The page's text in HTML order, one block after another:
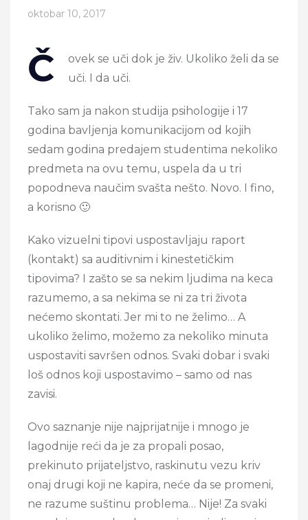
oktobar 10, 2017
Č
ovek se uči dok je živ. Ukoliko želi da se
uči. I da uči.
Tako sam ja nakon studija psihologije i 17
godina bavljenja komunikacijom od kojih
sedam godina predajem studentima nekoliko
predmeta na ovu temu, uspela da u tri
popodneva naučim svašta nešto. Novo. I fino,
a korisno 🙂
Kako vizuelni tipovi uspostavljaju raport
(kontakt) sa auditivnim i kinestetičkim
tipovima? I zašto se sa nekim ljudima na keca
razumemo, a sa nekima se ni za tri života
nećemo skontati. Jer mi to ne želimo… A
ukoliko želimo, možemo za nekoliko minuta
uspostaviti savršen odnos. Svaki dobar i svaki
loš odnos koji uspostavimo – samo od nas
zavisi.
Ovo saznanje nije najprijatnije i mnogo je
lagodnije reći da je za propali posao,
prekinuto prijateljstvo, raskinutu vezu kriv
onaj drugi koji ne kapira, neće da se promeni,
ne razume suštinu problema… Nije! Za svaki